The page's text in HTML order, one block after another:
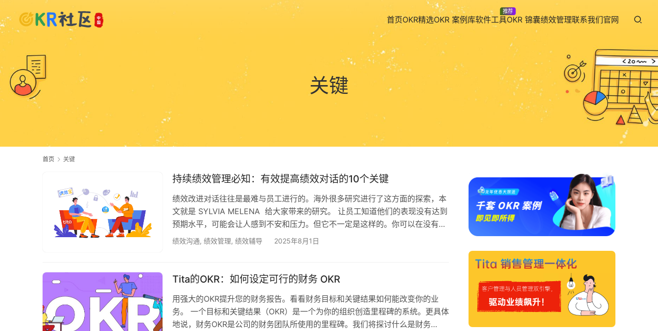
首页OKR精选OKR 案例库软件工具
推荐
OKR 锦囊绩效管理联系我们官网
关键
首页 关键
持续绩效管理必知：有效提高绩效对话的10个关键
绩效改进对话往往是最难与员工进行的。海外很多研究进行了这方面的探索，本
文就是 SYLVIA MELENA 给大家带来的研究。 让员工知道他们的表现没有达到
预期水平，可能会让人感到不安和压力。但它不一定是这样的。你可以在没有焦
虑的情况下进行绩效谈话。应用下面的10个关键。 关键1 – 立即行动 在发现困难
馈时，你是在非口头地认可不可接…
绩效沟通, 绩效管理, 绩效辅导 2025年8月1日
Tita的OKR：如何设定可行的财务 OKR
用强大的OKR提升您的财务报告。看看财务目标和关键结果如何能改变你的业
务。 一个目标和关键结果（OKR）是一个为你的组织创造里程碑的系统。更具体
地说，财务OKR是公司的财务团队所使用的里程碑。我们将探讨什么是财务